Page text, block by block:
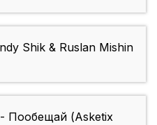
Shik & Ruslan Mishin
- Пообещай (Asketix